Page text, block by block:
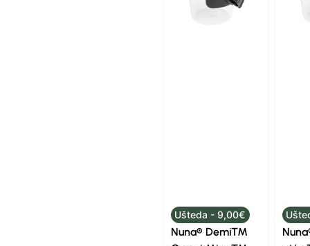
Ušteda - 9,00€
Nuna® Demi™